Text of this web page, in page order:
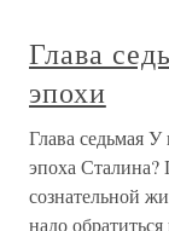
Глава
эпохи
Глава седьмая
эпоха Сталина?
сознательной
надо